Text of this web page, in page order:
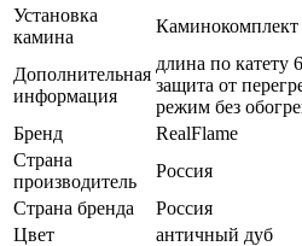
Установка
камина
Каминокомплект
Дополнительная
информация
длина по катету
защита от
режим без
Бренд
RealFlame
Страна
производитель
Россия
Страна бренда
Россия
Цвет
античный дуб